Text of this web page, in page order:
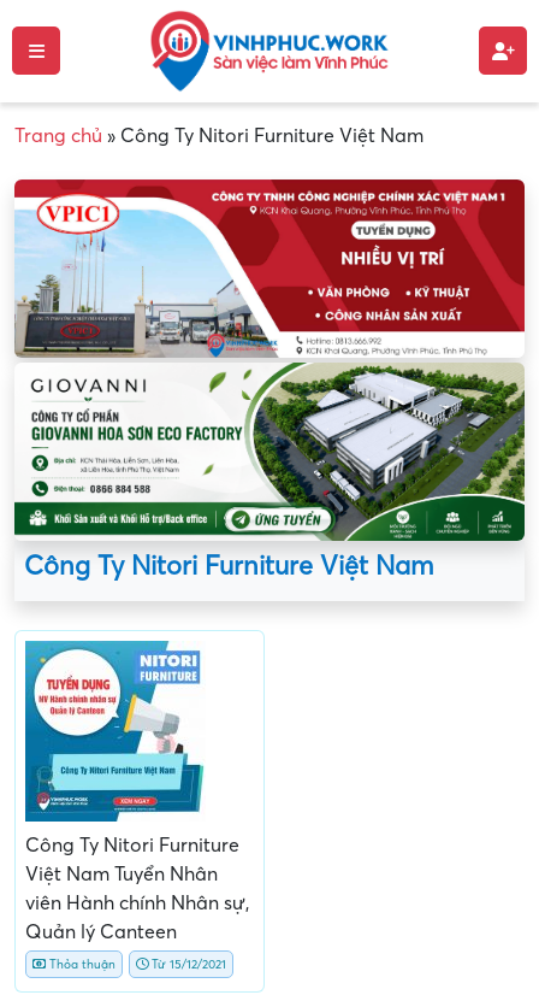
Trang chủ » Công Ty Nitori Furniture Việt Nam
Công Ty Nitori Furniture Việt Nam
Công Ty Nitori Furniture
Việt Nam Tuyển Nhân
viên Hành chính Nhân sự,
Quản lý Canteen
Thỏa thuận Từ 15/12/2021